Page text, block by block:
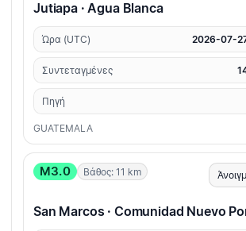
Jutiapa · Agua Blanca
Ώρα (UTC) 2026-07-
Συντεταγμένες
Πηγή
GUATEMALA
M3.0 Βάθος: 11 km
San Marcos · Comunidad Nuevo